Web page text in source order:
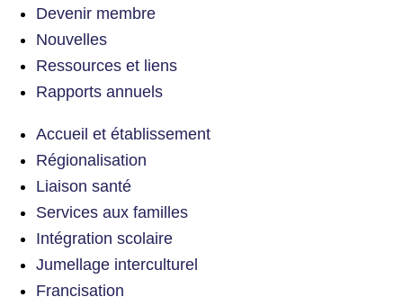
Devenir membre
Nouvelles
Ressources et liens
Rapports annuels
Accueil et établissement
Régionalisation
Liaison santé
Services aux familles
Intégration scolaire
Jumellage interculturel
Francisation